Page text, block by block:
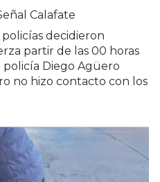
Calafate
decidieron
partir de las 00 horas
policía Diego Agüero
no hizo contacto con los